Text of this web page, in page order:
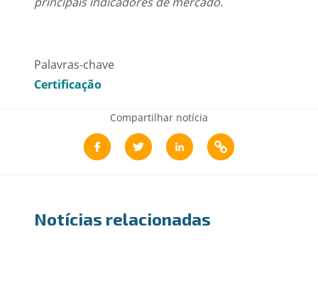
Palavras-chave
Certificação
Compartilhar notícia
Notícias relacionadas